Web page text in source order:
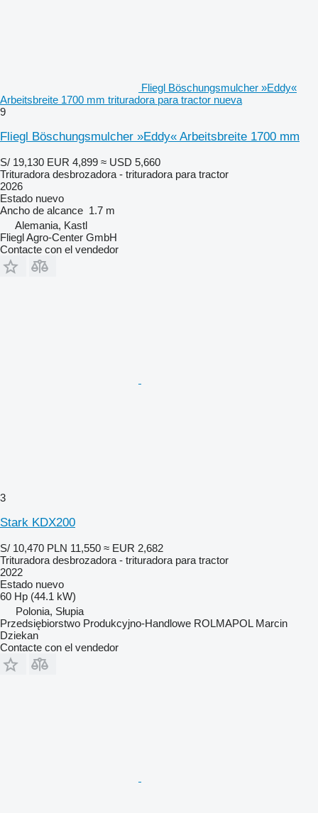
Fliegl Böschungsmulcher »Eddy«
Arbeitsbreite 1700 mm trituradora para tractor nueva
9
Fliegl Böschungsmulcher »Eddy« Arbeitsbreite 1700 mm
S/ 19,130 EUR 4,899 ≈ USD 5,660
Trituradora desbrozadora - trituradora para tractor
2026
Estado nuevo
Ancho de alcance 1.7 m
Alemania, Kastl
Fliegl Agro-Center GmbH
Contacte con el vendedor
3
Stark KDX200
S/ 10,470 PLN 11,550 ≈ EUR 2,682
Trituradora desbrozadora - trituradora para tractor
2022
Estado nuevo
60 Hp (44.1 kW)
Polonia, Słupia
Przedsiębiorstwo Produkcyjno-Handlowe ROLMAPOL Marcin
Dziekan
Contacte con el vendedor